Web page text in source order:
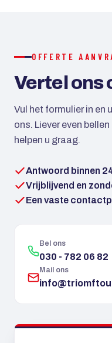
OFFERTE
Vertel ons
Vul het formulier in en
ons. Liever even
helpen u graag.
Antwoord binnen
Vrijblijvend en
Een vaste
Bel ons
030 - 782 06 82
Mail ons